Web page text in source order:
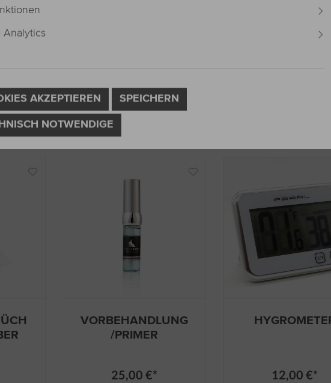
Saugstark, reißfest, auswaschbar und auswringbar. Es ist
und ist sanft zu der Haut.
VORBEHANDLUNG
/PRIMER
25,00 €* 12,00 €*
Analytics
AKZEPTIEREN SPEICHERN
NOTWENDIGE